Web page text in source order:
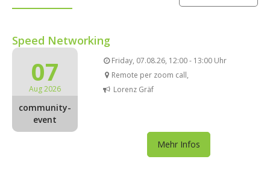
Speed Networking
07
Aug 2026
community-
event
Friday, 07.08.26, 12:00 - 13:00 Uhr
Remote per zoom call,
Lorenz Gräf
Mehr Infos